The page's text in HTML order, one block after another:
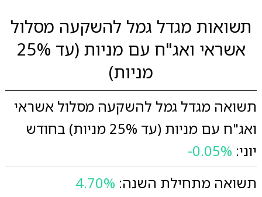
תשואות מגדל גמל להשקעה מסלול
אשראי ואג"ח עם מניות (עד 25%
מניות)
תשואה מגדל גמל להשקעה מסלול אשראי
ואג"ח עם מניות (עד 25% מניות) בחודש
יוני: -0.05%
תשואה מתחילת השנה: 4.70%